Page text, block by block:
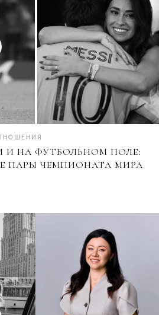
И НА ФУТБОЛЬНОМ ПОЛЕ:
ПАРЫ ЧЕМПИОНАТА МИРА